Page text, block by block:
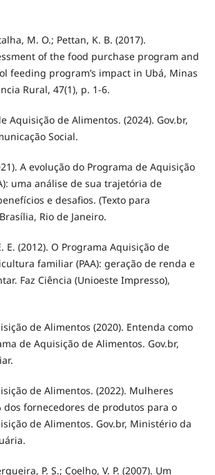
M. O.; Pettan, K. B. (2017).
of the food purchase program and
feeding program’s impact in Ubá, Minas
Rural, 47(1), p. 1-6.
Aquisição de Alimentos. (2024). Gov.br,
Social.
A evolução do Programa de Aquisição
uma análise de sua trajetória de
e desafios. (Texto para
Rio de Janeiro.
E. (2012). O Programa Aquisição de
familiar (PAA): geração de renda e
Faz Ciência (Unioeste Impresso),
de Alimentos (2020). Entenda como
de Aquisição de Alimentos. Gov.br,
de Alimentos. (2022). Mulheres
dos fornecedores de produtos para o
de Alimentos. Gov.br, Ministério da
P. S.; Coelho, V. P. (2007). Um